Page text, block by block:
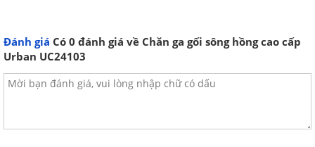
Đánh giá Có 0 đánh giá về Chăn ga gối sông hồng cao cấp
Urban UC24103